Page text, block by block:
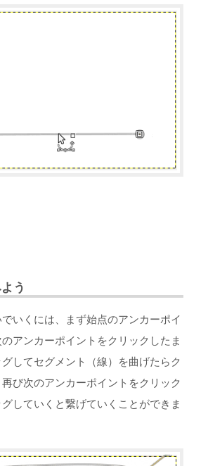
う
いくには、まず始点のアンカーポイ
アンカーポイントをクリックしたま
してセグメント（線）を曲げたらク
び次のアンカーポイントをクリック
していくと繋げていくことができま